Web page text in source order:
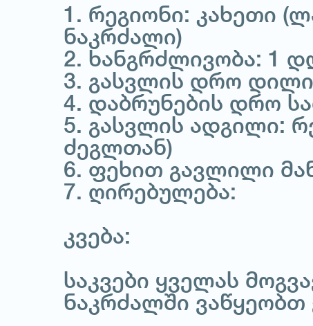
1. რეგიონი: კახეთი
ნაკრძალი)
2. ხანგრძლივობა: 1
3. გასვლის დრო
4. დაბრუნების დრო
5. გასვლის ადგილი:
ძეგლთან)
6. ფეხით გავლილი
7. ღირებულება:
კვება:
საკვები ყველას
ნაკრძალში ვაწყეობთ